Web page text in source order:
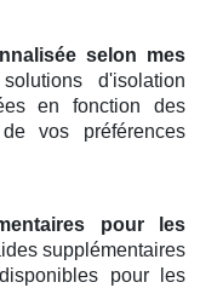
selon mes
d'isolation
en fonction des
vos préférences
pour les
supplémentaires
pour les